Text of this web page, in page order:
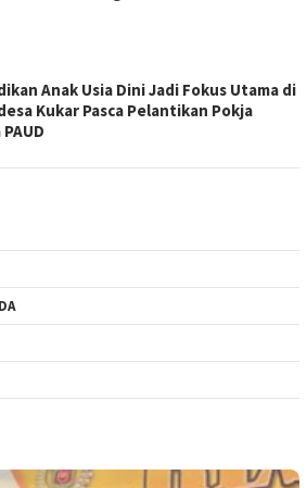
Anak Usia Dini Jadi Fokus Utama di
Kukar Pasca Pelantikan Pokja